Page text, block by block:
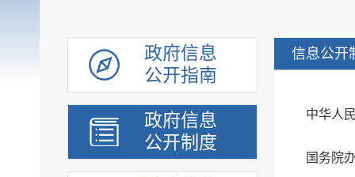
政府信息
公开指南
政府信息
公开制度
信息公开
中华人
国务院